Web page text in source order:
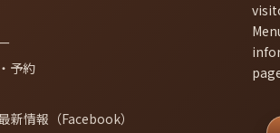
予約
新情報（Facebook）